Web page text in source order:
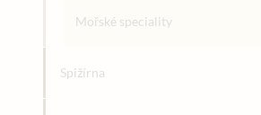
Mořské speciality
Spižírna